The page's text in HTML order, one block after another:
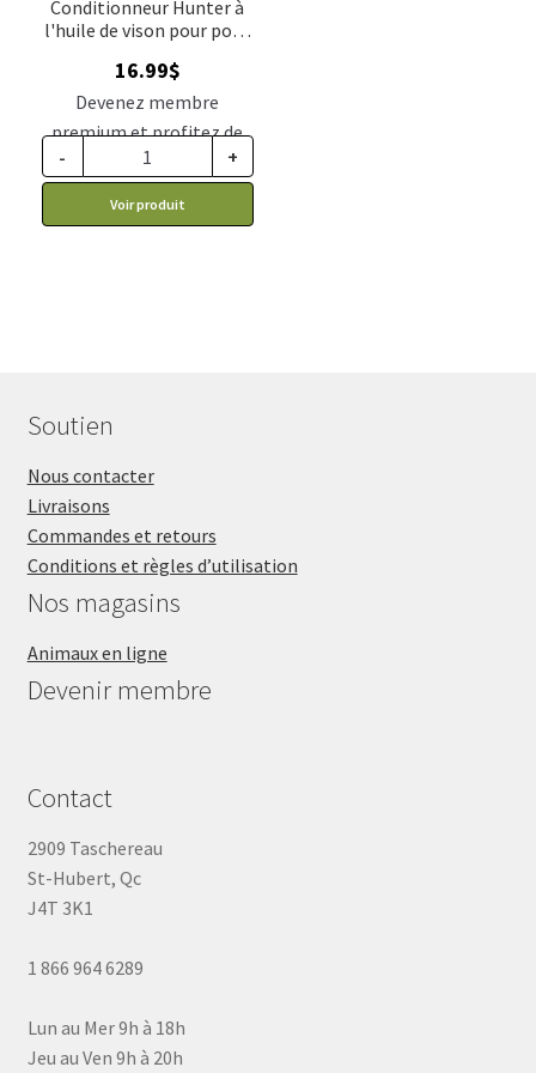
Conditionneur Hunter à
l'huile de vison pour poils
16.99$
Devenez membre
premium et profitez de
ce prix rabais : 14.44$ CA
- +
Voir produit
Soutien
Nous contacter
Livraisons
Commandes et retours
Conditions et règles d’utilisation
Nos magasins
Animaux en ligne
Devenir membre
Contact
2909 Taschereau
St-Hubert, Qc
J4T 3K1
1 866 964 6289
Lun au Mer 9h à 18h
Jeu au Ven 9h à 20h